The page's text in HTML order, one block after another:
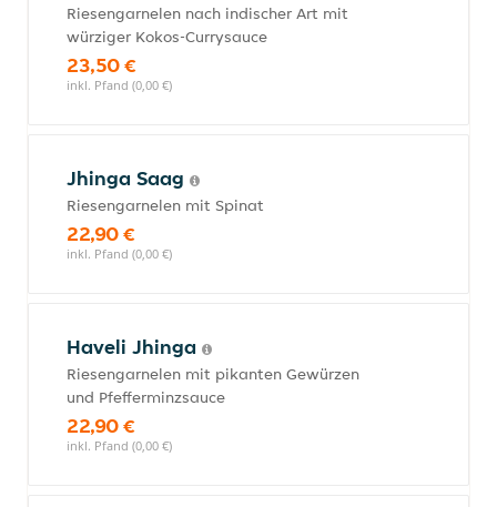
Riesengarnelen nach indischer Art mit
würziger Kokos-Currysauce
23,50 €
inkl. Pfand (0,00 €)
Jhinga Saag
Riesengarnelen mit Spinat
22,90 €
inkl. Pfand (0,00 €)
Haveli Jhinga
Riesengarnelen mit pikanten Gewürzen
und Pfefferminzsauce
22,90 €
inkl. Pfand (0,00 €)